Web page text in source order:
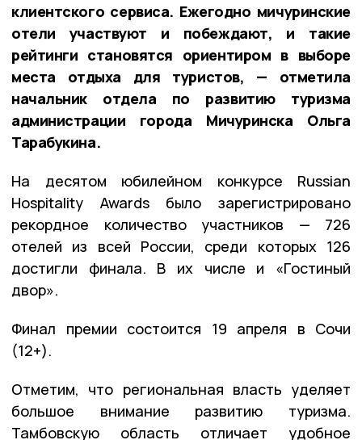
клиентского сервиса. Ежегодно мичуринские
отели участвуют и побеждают, и такие
рейтинги становятся ориентиром в выборе
места отдыха для туристов, — отметила
начальник отдела по развитию туризма
администрации города Мичуринска Ольга
Тарабукина.
На десятом юбилейном конкурсе Russian
Hospitality Awards было зарегистрировано
рекордное количество участников — 726
отелей из всей России, среди которых 126
достигли финала. В их числе и «Гостиный
двор».
Финал премии состоится 19 апреля в Сочи
(12+).
Отметим, что региональная власть уделяет
большое внимание развитию туризма.
Тамбовскую область отличает удобное